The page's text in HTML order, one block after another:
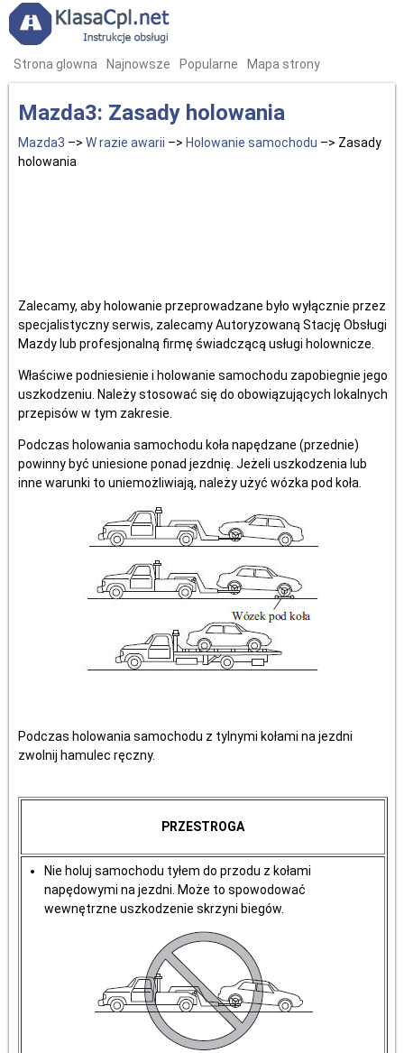
Strona glowna Najnowsze Popularne Mapa strony
Mazda3: Zasady holowania
Mazda3 –> W razie awarii –> Holowanie samochodu –> Zasady
holowania
Zalecamy, aby holowanie przeprowadzane było wyłącznie przez
specjalistyczny serwis, zalecamy Autoryzowaną Stację Obsługi
Mazdy lub profesjonalną firmę świadczącą usługi holownicze.
Właściwe podniesienie i holowanie samochodu zapobiegnie jego
uszkodzeniu. Należy stosować się do obowiązujących lokalnych
przepisów w tym zakresie.
Podczas holowania samochodu koła napędzane (przednie)
powinny być uniesione ponad jezdnię. Jeżeli uszkodzenia lub
inne warunki to uniemożliwiają, należy użyć wózka pod koła.
Podczas holowania samochodu z tylnymi kołami na jezdni
zwolnij hamulec ręczny.
PRZESTROGA
Nie holuj samochodu tyłem do przodu z kołami
napędowymi na jezdni. Może to spowodować
wewnętrzne uszkodzenie skrzyni biegów.